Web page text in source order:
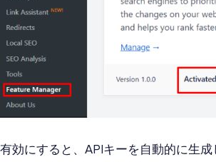
有効にすると、APIキーを自動的に生成